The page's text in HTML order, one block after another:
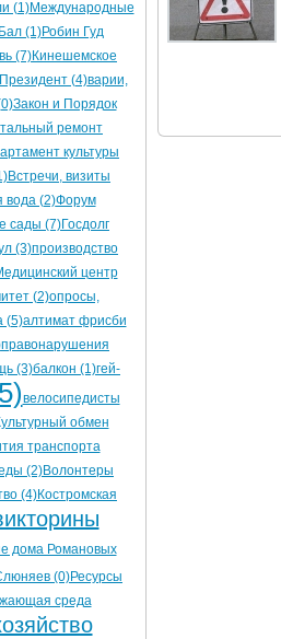
движения транспорта на майские
транспортные карты
(1)Международные
Бал (1)Робин Гуд
(7)Кинешемское
(4)варии,
Закон и Порядок
ремонт
культуры
Встречи, визиты
вода (2)Форум
сады (7)Госдолг
(3)производство
центр
(2)опросы,
(5)алтимат фрисби
правонарушения
(3)балкон (1)гей-
велосипедисты
обмен
транспорта
(2)Волонтеры
(4)Костромская
дома Романовых
(0)Ресурсы
среда